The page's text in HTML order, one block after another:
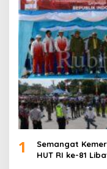
1
Semangat
HUT RI ke-81